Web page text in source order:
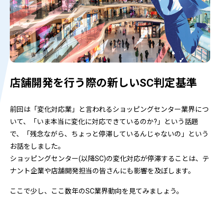
店舗開発を行う際の新しいSC判定基準
前回は「変化対応業」と言われるショッピングセンター業界につ
いて、「いま本当に変化に対応できているのか?」という話題
で、「残念ながら、ちょっと停滞しているんじゃないの」という
お話をしました。
ショッピングセンター(以降SC)の変化対応が停滞することは、テ
ナント企業や店舗開発担当の皆さんにも影響を及ぼします。
ここで少し、ここ数年のSC業界動向を見てみましょう。